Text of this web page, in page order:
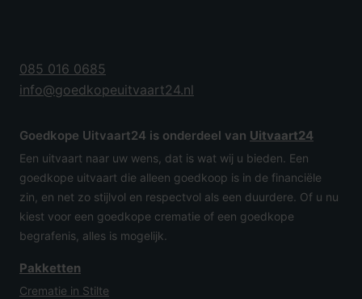
085 016 0685
info@goedkopeuitvaart24.nl
Goedkope Uitvaart24 is onderdeel van Uitvaart24
Een uitvaart naar uw wens, dat is wat wij u bieden. Een
goedkope uitvaart die alleen goedkoop is in de financiële
zin, en net zo stijlvol en respectvol als een duurdere. Of u nu
kiest voor een goedkope crematie of een goedkope
begrafenis, alles is mogelijk.
Pakketten
Crematie in Stilte